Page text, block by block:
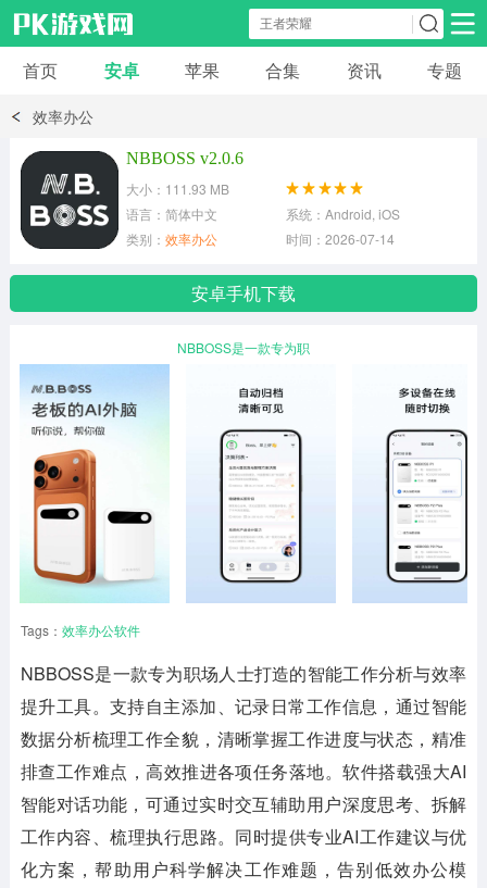
安卓应用 安卓游戏
模拟经营
首页 安卓 苹果 合集 资讯 专题
效率办公
NBBOSS v2.0.6
大小：111.93 MB
语言：简体中文
系统：Android, iOS
类别： 效率办公 时间：2026-07-14
安卓手机下载
NBBOSS是一款专为职
Tags： 效率办公软件
NBBOSS是一款专为职场人士打造的智能工作分析与效率
提升工具。支持自主添加、记录日常工作信息，通过智能
数据分析梳理工作全貌，清晰掌握工作进度与状态，精准
排查工作难点，高效推进各项任务落地。软件搭载强大AI
智能对话功能，可通过实时交互辅助用户深度思考、拆解
工作内容、梳理执行思路。同时提供专业AI工作建议与优
化方案，帮助用户科学解决工作难题，告别低效办公模